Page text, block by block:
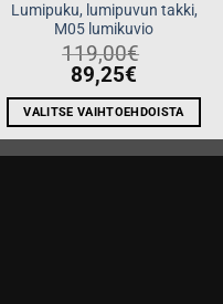
Lumipuku, lumipuvun takki,
M05 lumikuvio
119,00€
89,25€
VALITSE VAIHTOEHDOISTA
Tällä
tuotteella